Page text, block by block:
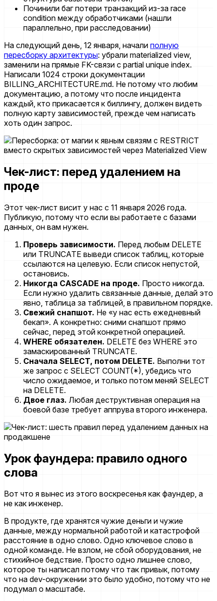
Починили баг потери транзакций из-за race
condition между обработчиками (нашли
параллельно, при расследовании)
На следующий день, 12 января, начали полную
пересборку архитектуры: убрали materialized view,
заменили на прямые FK-связи с partial unique index.
Написали 1024 строки документации
BILLING_ARCHITECTURE.md. Не потому что любим
документацию, а потому что после инцидента
каждый, кто прикасается к биллингу, должен видеть
полную карту зависимостей, прежде чем написать
хоть один запрос.
Чек-лист: перед удалением на
проде
Этот чек-лист висит у нас с 11 января 2026 года.
Публикую, потому что если вы работаете с базами
данных, он вам нужен.
Проверь зависимости. Перед любым DELETE
или TRUNCATE выведи список таблиц, которые
ссылаются на целевую. Если список непустой,
остановись.
Никогда CASCADE на проде. Просто никогда.
Если нужно удалить связанные данные, делай это
явно, таблица за таблицей, в правильном порядке.
Свежий снапшот. Не «у нас есть ежедневный
бекап». А конкретно: сними снапшот прямо
сейчас, перед этой конкретной операцией.
WHERE обязателен. DELETE без WHERE это
замаскированный TRUNCATE.
Сначала SELECT, потом DELETE. Выполни тот
же запрос с SELECT COUNT(*), убедись что
число ожидаемое, и только потом меняй SELECT
на DELETE.
Двое глаз. Любая деструктивная операция на
боевой базе требует аппрува второго инженера.
Урок фаундера: правило одного
слова
Вот что я вынес из этого воскресенья как фаундер, а
не как инженер.
В продукте, где хранятся чужие деньги и чужие
данные, между нормальной работой и катастрофой
расстояние в одно слово. Одно ключевое слово в
одной команде. Не взлом, не сбой оборудования, не
стихийное бедствие. Просто одно лишнее слово,
которое ты написал потому что так привык, потому
что на dev-окружении это было удобно, потому что не
подумал о масштабе.